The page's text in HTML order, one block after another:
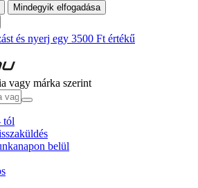
Mindegyik elfogadása
és nyerj egy 3500 Ft értékű
vagy márka szerint
tól
belül